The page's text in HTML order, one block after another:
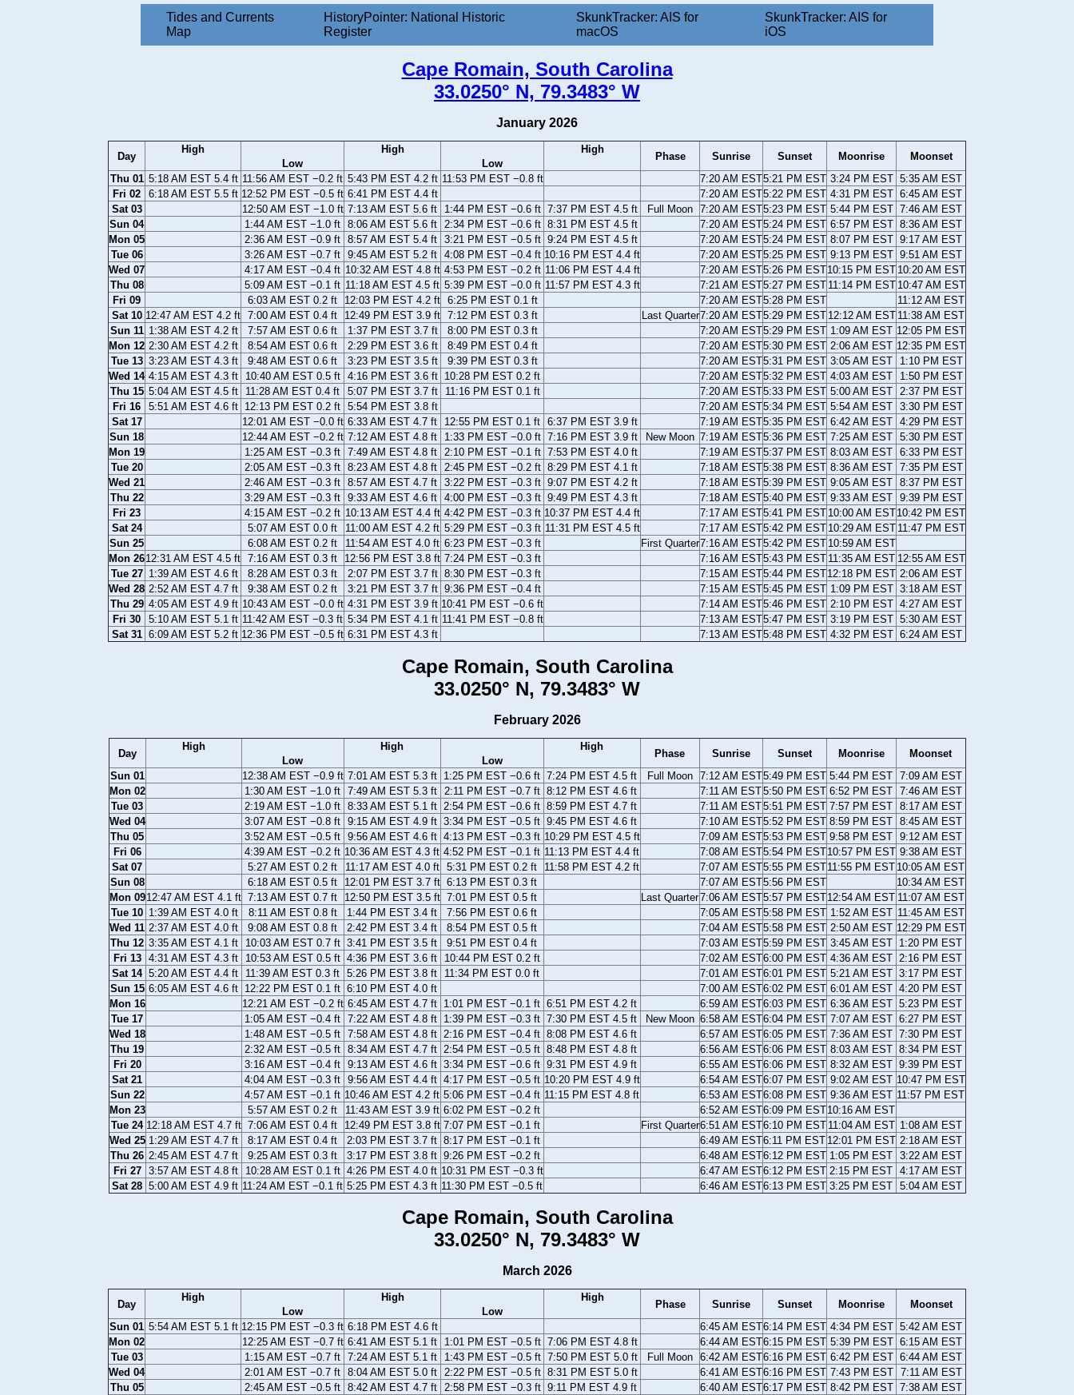
Tides and Currents
Map
HistoryPointer: National Historic
Register
SkunkTracker: AIS for
macOS
SkunkTracker: AIS for
iOS
Cape Romain, South Carolina
33.0250° N, 79.3483° W
January 2026
Day
High
Low
High
Low
High
Phase Sunrise Sunset Moonrise
Moonset
Thu 01 5:18 AM EST 5.4 ft 11:56 AM EST −0.2 ft 5:43 PM EST 4.2 ft 11:53 PM EST −0.8 ft 7:20 AM EST5:21 PM EST 3:24 PM EST 5:35 AM EST
Fri 02
6:18 AM EST 5.5 ft 12:52 PM EST −0.5 ft 6:41 PM EST 4.4 ft 7:20 AM EST5:22 PM EST 4:31 PM EST 6:45 AM EST
Sat 03
12:50 AM EST −1.0 ft 7:13 AM EST 5.6 ft 1:44 PM EST −0.6 ft 7:37 PM EST 4.5 ft Full Moon 7:20 AM EST5:23 PM EST 5:44 PM EST 7:46 AM EST
Sun 04
1:44 AM EST −1.0 ft 8:06 AM EST 5.6 ft 2:34 PM EST −0.6 ft 8:31 PM EST 4.5 ft 7:20 AM EST5:24 PM EST 6:57 PM EST 8:36 AM EST
Mon 05
2:36 AM EST −0.9 ft 8:57 AM EST 5.4 ft 3:21 PM EST −0.5 ft 9:24 PM EST 4.5 ft 7:20 AM EST5:24 PM EST 8:07 PM EST 9:17 AM EST
Tue 06
3:26 AM EST −0.7 ft 9:45 AM EST 5.2 ft 4:08 PM EST −0.4 ft 10:16 PM EST 4.4 ft 7:20 AM EST5:25 PM EST 9:13 PM EST 9:51 AM EST
Wed 07
4:17 AM EST −0.4 ft 10:32 AM EST 4.8 ft 4:53 PM EST −0.2 ft 11:06 PM EST 4.4 ft 7:20 AM EST5:26 PM EST10:15 PM EST 10:20 AM EST
Thu 08
5:09 AM EST −0.1 ft 11:18 AM EST 4.5 ft 5:39 PM EST −0.0 ft 11:57 PM EST 4.3 ft 7:21 AM EST5:27 PM EST 11:14 PM EST 10:47 AM EST
Fri 09
6:03 AM EST 0.2 ft 12:03 PM EST 4.2 ft 6:25 PM EST 0.1 ft 7:20 AM EST5:28 PM EST
11:12 AM EST
Sat 10 12:47 AM EST 4.2 ft 7:00 AM EST 0.4 ft 12:49 PM EST 3.9 ft 7:12 PM EST 0.3 ft Last Quarter7:20 AM EST5:29 PM EST 12:12 AM EST 11:38 AM EST
Sun 11 1:38 AM EST 4.2 ft 7:57 AM EST 0.6 ft 1:37 PM EST 3.7 ft 8:00 PM EST 0.3 ft 7:20 AM EST5:29 PM EST 1:09 AM EST 12:05 PM EST
Mon 12 2:30 AM EST 4.2 ft 8:54 AM EST 0.6 ft 2:29 PM EST 3.6 ft 8:49 PM EST 0.4 ft 7:20 AM EST5:30 PM EST 2:06 AM EST 12:35 PM EST
Tue 13 3:23 AM EST 4.3 ft 9:48 AM EST 0.6 ft 3:23 PM EST 3.5 ft 9:39 PM EST 0.3 ft 7:20 AM EST5:31 PM EST 3:05 AM EST
1:10 PM EST
Wed 14 4:15 AM EST 4.3 ft 10:40 AM EST 0.5 ft 4:16 PM EST 3.6 ft 10:28 PM EST 0.2 ft 7:20 AM EST5:32 PM EST 4:03 AM EST
1:50 PM EST
Thu 15 5:04 AM EST 4.5 ft 11:28 AM EST 0.4 ft 5:07 PM EST 3.7 ft 11:16 PM EST 0.1 ft 7:20 AM EST5:33 PM EST 5:00 AM EST 2:37 PM EST
Fri 16
5:51 AM EST 4.6 ft 12:13 PM EST 0.2 ft 5:54 PM EST 3.8 ft 7:20 AM EST5:34 PM EST 5:54 AM EST 3:30 PM EST
Sat 17
12:01 AM EST −0.0 ft 6:33 AM EST 4.7 ft 12:55 PM EST 0.1 ft 6:37 PM EST 3.9 ft 7:19 AM EST5:35 PM EST 6:42 AM EST 4:29 PM EST
Sun 18
12:44 AM EST −0.2 ft 7:12 AM EST 4.8 ft 1:33 PM EST −0.0 ft 7:16 PM EST 3.9 ft New Moon 7:19 AM EST5:36 PM EST 7:25 AM EST 5:30 PM EST
Mon 19
1:25 AM EST −0.3 ft 7:49 AM EST 4.8 ft 2:10 PM EST −0.1 ft 7:53 PM EST 4.0 ft 7:19 AM EST5:37 PM EST 8:03 AM EST 6:33 PM EST
Tue 20
2:05 AM EST −0.3 ft 8:23 AM EST 4.8 ft 2:45 PM EST −0.2 ft 8:29 PM EST 4.1 ft 7:18 AM EST5:38 PM EST 8:36 AM EST 7:35 PM EST
Wed 21
2:46 AM EST −0.3 ft 8:57 AM EST 4.7 ft 3:22 PM EST −0.3 ft 9:07 PM EST 4.2 ft 7:18 AM EST5:39 PM EST 9:05 AM EST 8:37 PM EST
Thu 22
3:29 AM EST −0.3 ft 9:33 AM EST 4.6 ft 4:00 PM EST −0.3 ft 9:49 PM EST 4.3 ft 7:18 AM EST5:40 PM EST 9:33 AM EST 9:39 PM EST
Fri 23
4:15 AM EST −0.2 ft 10:13 AM EST 4.4 ft 4:42 PM EST −0.3 ft 10:37 PM EST 4.4 ft 7:17 AM EST5:41 PM EST 10:00 AM EST10:42 PM EST
Sat 24
5:07 AM EST 0.0 ft 11:00 AM EST 4.2 ft 5:29 PM EST −0.3 ft 11:31 PM EST 4.5 ft 7:17 AM EST5:42 PM EST 10:29 AM EST 11:47 PM EST
Sun 25
6:08 AM EST 0.2 ft 11:54 AM EST 4.0 ft 6:23 PM EST −0.3 ft First Quarter7:16 AM EST5:42 PM EST 10:59 AM EST
Mon 2612:31 AM EST 4.5 ft 7:16 AM EST 0.3 ft 12:56 PM EST 3.8 ft 7:24 PM EST −0.3 ft 7:16 AM EST5:43 PM EST 11:35 AM EST 12:55 AM EST
Tue 27 1:39 AM EST 4.6 ft 8:28 AM EST 0.3 ft 2:07 PM EST 3.7 ft 8:30 PM EST −0.3 ft 7:15 AM EST5:44 PM EST12:18 PM EST 2:06 AM EST
Wed 28 2:52 AM EST 4.7 ft 9:38 AM EST 0.2 ft 3:21 PM EST 3.7 ft 9:36 PM EST −0.4 ft 7:15 AM EST5:45 PM EST 1:09 PM EST 3:18 AM EST
Thu 29 4:05 AM EST 4.9 ft 10:43 AM EST −0.0 ft 4:31 PM EST 3.9 ft 10:41 PM EST −0.6 ft 7:14 AM EST5:46 PM EST 2:10 PM EST 4:27 AM EST
Fri 30
5:10 AM EST 5.1 ft 11:42 AM EST −0.3 ft 5:34 PM EST 4.1 ft 11:41 PM EST −0.8 ft 7:13 AM EST5:47 PM EST 3:19 PM EST 5:30 AM EST
Sat 31 6:09 AM EST 5.2 ft 12:36 PM EST −0.5 ft 6:31 PM EST 4.3 ft 7:13 AM EST5:48 PM EST 4:32 PM EST 6:24 AM EST
Cape Romain, South Carolina
33.0250° N, 79.3483° W
February 2026
Day
High
Low
High
Low
High
Phase Sunrise Sunset Moonrise
Moonset
Sun 01
12:38 AM EST −0.9 ft 7:01 AM EST 5.3 ft 1:25 PM EST −0.6 ft 7:24 PM EST 4.5 ft Full Moon 7:12 AM EST5:49 PM EST 5:44 PM EST 7:09 AM EST
Mon 02
1:30 AM EST −1.0 ft 7:49 AM EST 5.3 ft 2:11 PM EST −0.7 ft 8:12 PM EST 4.6 ft 7:11 AM EST5:50 PM EST 6:52 PM EST 7:46 AM EST
Tue 03
2:19 AM EST −1.0 ft 8:33 AM EST 5.1 ft 2:54 PM EST −0.6 ft 8:59 PM EST 4.7 ft 7:11 AM EST5:51 PM EST 7:57 PM EST 8:17 AM EST
Wed 04
3:07 AM EST −0.8 ft 9:15 AM EST 4.9 ft 3:34 PM EST −0.5 ft 9:45 PM EST 4.6 ft 7:10 AM EST5:52 PM EST 8:59 PM EST 8:45 AM EST
Thu 05
3:52 AM EST −0.5 ft 9:56 AM EST 4.6 ft 4:13 PM EST −0.3 ft 10:29 PM EST 4.5 ft 7:09 AM EST5:53 PM EST 9:58 PM EST 9:12 AM EST
Fri 06
4:39 AM EST −0.2 ft 10:36 AM EST 4.3 ft 4:52 PM EST −0.1 ft 11:13 PM EST 4.4 ft 7:08 AM EST5:54 PM EST10:57 PM EST 9:38 AM EST
Sat 07
5:27 AM EST 0.2 ft 11:17 AM EST 4.0 ft 5:31 PM EST 0.2 ft 11:58 PM EST 4.2 ft 7:07 AM EST5:55 PM EST11:55 PM EST 10:05 AM EST
Sun 08
6:18 AM EST 0.5 ft 12:01 PM EST 3.7 ft 6:13 PM EST 0.3 ft 7:07 AM EST5:56 PM EST
10:34 AM EST
Mon 0912:47 AM EST 4.1 ft 7:13 AM EST 0.7 ft 12:50 PM EST 3.5 ft 7:01 PM EST 0.5 ft Last Quarter7:06 AM EST5:57 PM EST12:54 AM EST 11:07 AM EST
Tue 10 1:39 AM EST 4.0 ft 8:11 AM EST 0.8 ft 1:44 PM EST 3.4 ft 7:56 PM EST 0.6 ft 7:05 AM EST5:58 PM EST 1:52 AM EST 11:45 AM EST
Wed 11 2:37 AM EST 4.0 ft 9:08 AM EST 0.8 ft 2:42 PM EST 3.4 ft 8:54 PM EST 0.5 ft 7:04 AM EST5:58 PM EST 2:50 AM EST 12:29 PM EST
Thu 12 3:35 AM EST 4.1 ft 10:03 AM EST 0.7 ft 3:41 PM EST 3.5 ft 9:51 PM EST 0.4 ft 7:03 AM EST5:59 PM EST 3:45 AM EST
1:20 PM EST
Fri 13
4:31 AM EST 4.3 ft 10:53 AM EST 0.5 ft 4:36 PM EST 3.6 ft 10:44 PM EST 0.2 ft 7:02 AM EST6:00 PM EST 4:36 AM EST
2:16 PM EST
Sat 14 5:20 AM EST 4.4 ft 11:39 AM EST 0.3 ft 5:26 PM EST 3.8 ft 11:34 PM EST 0.0 ft 7:01 AM EST6:01 PM EST 5:21 AM EST 3:17 PM EST
Sun 15 6:05 AM EST 4.6 ft 12:22 PM EST 0.1 ft 6:10 PM EST 4.0 ft 7:00 AM EST6:02 PM EST 6:01 AM EST 4:20 PM EST
Mon 16
12:21 AM EST −0.2 ft 6:45 AM EST 4.7 ft 1:01 PM EST −0.1 ft 6:51 PM EST 4.2 ft 6:59 AM EST6:03 PM EST 6:36 AM EST 5:23 PM EST
Tue 17
1:05 AM EST −0.4 ft 7:22 AM EST 4.8 ft 1:39 PM EST −0.3 ft 7:30 PM EST 4.5 ft New Moon 6:58 AM EST6:04 PM EST 7:07 AM EST 6:27 PM EST
Wed 18
1:48 AM EST −0.5 ft 7:58 AM EST 4.8 ft 2:16 PM EST −0.4 ft 8:08 PM EST 4.6 ft 6:57 AM EST6:05 PM EST 7:36 AM EST 7:30 PM EST
Thu 19
2:32 AM EST −0.5 ft 8:34 AM EST 4.7 ft 2:54 PM EST −0.5 ft 8:48 PM EST 4.8 ft 6:56 AM EST6:06 PM EST 8:03 AM EST 8:34 PM EST
Fri 20
3:16 AM EST −0.4 ft 9:13 AM EST 4.6 ft 3:34 PM EST −0.6 ft 9:31 PM EST 4.9 ft 6:55 AM EST6:06 PM EST 8:32 AM EST 9:39 PM EST
Sat 21
4:04 AM EST −0.3 ft 9:56 AM EST 4.4 ft 4:17 PM EST −0.5 ft 10:20 PM EST 4.9 ft 6:54 AM EST6:07 PM EST 9:02 AM EST 10:47 PM EST
Sun 22
4:57 AM EST −0.1 ft 10:46 AM EST 4.2 ft 5:06 PM EST −0.4 ft 11:15 PM EST 4.8 ft 6:53 AM EST6:08 PM EST 9:36 AM EST 11:57 PM EST
Mon 23
5:57 AM EST 0.2 ft 11:43 AM EST 3.9 ft 6:02 PM EST −0.2 ft 6:52 AM EST6:09 PM EST10:16 AM EST
Tue 24 12:18 AM EST 4.7 ft 7:06 AM EST 0.4 ft 12:49 PM EST 3.8 ft 7:07 PM EST −0.1 ft First Quarter6:51 AM EST6:10 PM EST 11:04 AM EST 1:08 AM EST
Wed 25 1:29 AM EST 4.7 ft 8:17 AM EST 0.4 ft 2:03 PM EST 3.7 ft 8:17 PM EST −0.1 ft 6:49 AM EST6:11 PM EST 12:01 PM EST 2:18 AM EST
Thu 26 2:45 AM EST 4.7 ft 9:25 AM EST 0.3 ft 3:17 PM EST 3.8 ft 9:26 PM EST −0.2 ft 6:48 AM EST6:12 PM EST 1:05 PM EST 3:22 AM EST
Fri 27
3:57 AM EST 4.8 ft 10:28 AM EST 0.1 ft 4:26 PM EST 4.0 ft 10:31 PM EST −0.3 ft 6:47 AM EST6:12 PM EST 2:15 PM EST 4:17 AM EST
Sat 28 5:00 AM EST 4.9 ft 11:24 AM EST −0.1 ft 5:25 PM EST 4.3 ft 11:30 PM EST −0.5 ft 6:46 AM EST6:13 PM EST 3:25 PM EST 5:04 AM EST
Cape Romain, South Carolina
33.0250° N, 79.3483° W
March 2026
Day
High
Low
High
Low
High
Phase Sunrise Sunset Moonrise
Moonset
Sun 01 5:54 AM EST 5.1 ft 12:15 PM EST −0.3 ft 6:18 PM EST 4.6 ft 6:45 AM EST6:14 PM EST 4:34 PM EST 5:42 AM EST
Mon 02
12:25 AM EST −0.7 ft 6:41 AM EST 5.1 ft 1:01 PM EST −0.5 ft 7:06 PM EST 4.8 ft 6:44 AM EST6:15 PM EST 5:39 PM EST 6:15 AM EST
Tue 03
1:15 AM EST −0.7 ft 7:24 AM EST 5.1 ft 1:43 PM EST −0.5 ft 7:50 PM EST 5.0 ft Full Moon 6:42 AM EST6:16 PM EST 6:42 PM EST 6:44 AM EST
Wed 04
2:01 AM EST −0.7 ft 8:04 AM EST 5.0 ft 2:22 PM EST −0.5 ft 8:31 PM EST 5.0 ft 6:41 AM EST6:16 PM EST 7:43 PM EST
7:11 AM EST
Thu 05
2:45 AM EST −0.5 ft 8:42 AM EST 4.7 ft 2:58 PM EST −0.3 ft 9:11 PM EST 4.9 ft 6:40 AM EST6:17 PM EST 8:42 PM EST 7:38 AM EST